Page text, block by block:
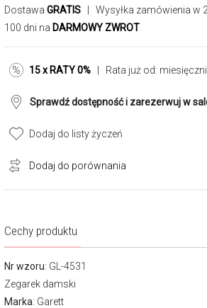
Cechy produktu
Nr wzoru: GL-4531
Zegarek damski
Marka: Garett
Dostawa GRATIS | Wysyłka zamówienia w
100 dni na DARMOWY ZWROT
15 x RATY 0% | Rata już od:
Sprawdź dostępność i zarezerwuj w
Dodaj do listy życzeń
Dodaj do porównania